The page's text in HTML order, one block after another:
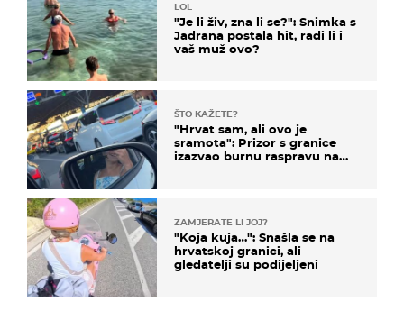
LOL
"Je li živ, zna li se?": Snimka s
Jadrana postala hit, radi li i
vaš muž ovo?
ŠTO KAŽETE?
"Hrvat sam, ali ovo je
sramota": Prizor s granice
izazvao burnu raspravu na
ZAMJERATE LI JOJ?
"Koja kuja…": Snašla se na
hrvatskoj granici, ali
gledatelji su podijeljeni